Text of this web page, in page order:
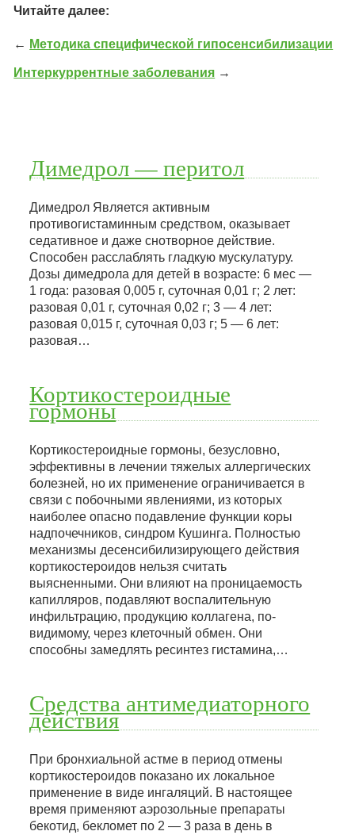
Читайте далее:
← Методика специфической гипосенсибилизации
Интеркуррентные заболевания →
Димедрол — перитол
Димедрол Является активным
противогистаминным средством, оказывает
седативное и даже снотворное действие.
Способен расслаблять гладкую мускулатуру.
Дозы димедрола для детей в возрасте: 6 мес —
1 года: разовая 0,005 г, суточная 0,01 г; 2 лет:
разовая 0,01 г, суточная 0,02 г; 3 — 4 лет:
разовая 0,015 г, суточная 0,03 г; 5 — 6 лет:
разовая…
Кортикостероидные
гормоны
Кортикостероидные гормоны, безусловно,
эффективны в лечении тяжелых аллергических
болезней, но их применение ограничивается в
связи с побочными явлениями, из которых
наиболее опасно подавление функции коры
надпочечников, синдром Кушинга. Полностью
механизмы десенсибилизирующего действия
кортикостероидов нельзя считать
выясненными. Они влияют на проницаемость
капилляров, подавляют воспалительную
инфильтрацию, продукцию коллагена, по-
видимому, через клеточный обмен. Они
способны замедлять ресинтез гистамина,…
Средства антимедиаторного
действия
При бронхиальной астме в период отмены
кортикостероидов показано их локальное
применение в виде ингаляций. В настоящее
время применяют аэрозольные препараты
бекотид, бекломет по 2 — 3 раза в день в